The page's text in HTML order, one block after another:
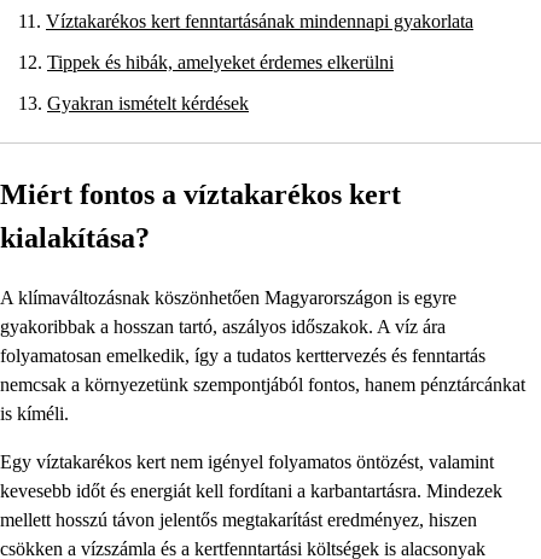
Víztakarékos kert fenntartásának mindennapi gyakorlata
Tippek és hibák, amelyeket érdemes elkerülni
Gyakran ismételt kérdések
Miért fontos a víztakarékos kert
kialakítása?
A klímaváltozásnak köszönhetően Magyarországon is egyre
gyakoribbak a hosszan tartó, aszályos időszakok. A víz ára
folyamatosan emelkedik, így a tudatos kerttervezés és fenntartás
nemcsak a környezetünk szempontjából fontos, hanem pénztárcánkat
is kíméli.
Egy víztakarékos kert nem igényel folyamatos öntözést, valamint
kevesebb időt és energiát kell fordítani a karbantartásra. Mindezek
mellett hosszú távon jelentős megtakarítást eredményez, hiszen
csökken a vízszámla és a kertfenntartási költségek is alacsonyak